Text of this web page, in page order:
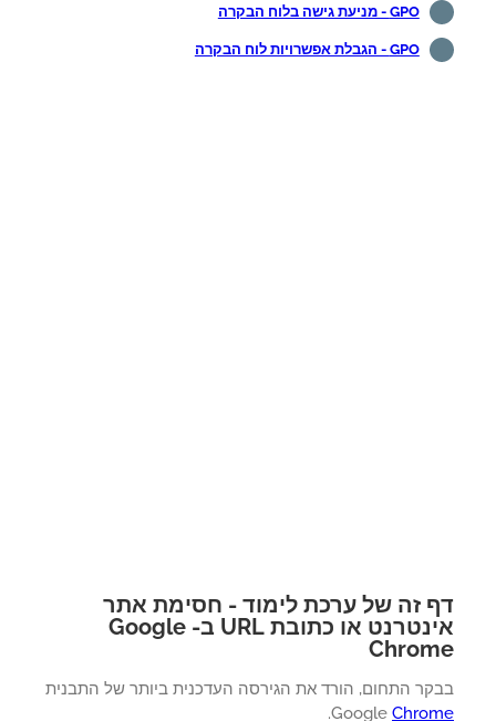
GPO - מניעת גישה בלוח הבקרה
GPO - הגבלת אפשרויות לוח הבקרה
זה של ערכת לימוד - חסימת אתר
אינטרנט או כתובת URL ב- Google
התחום, הורד את הגירסה העדכנית ביותר של התבנית
Google
.